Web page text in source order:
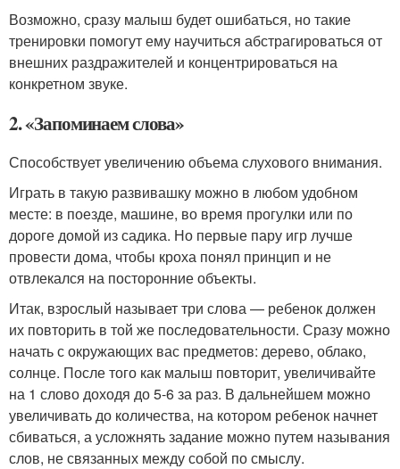
Возможно, сразу малыш будет ошибаться, но такие
тренировки помогут ему научиться абстрагироваться от
внешних раздражителей и концентрироваться на
конкретном звуке.
2. «Запоминаем слова»
Способствует увеличению объема слухового внимания.
Играть в такую развивашку можно в любом удобном
месте: в поезде, машине, во время прогулки или по
дороге домой из садика. Но первые пару игр лучше
провести дома, чтобы кроха понял принцип и не
отвлекался на посторонние объекты.
Итак, взрослый называет три слова — ребенок должен
их повторить в той же последовательности. Сразу можно
начать с окружающих вас предметов: дерево, облако,
солнце. После того как малыш повторит, увеличивайте
на 1 слово доходя до 5-6 за раз. В дальнейшем можно
увеличивать до количества, на котором ребенок начнет
сбиваться, а усложнять задание можно путем называния
слов, не связанных между собой по смыслу.